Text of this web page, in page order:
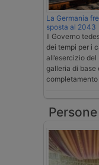
La Germania
sposta al 2043
Il Governo
dei tempi per i
all’esercizio
galleria di base
Persone